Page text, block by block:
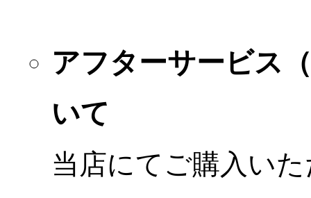
アフターサービス
いて
当店にてご購入い